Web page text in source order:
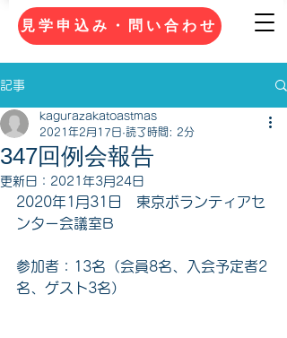
見学申込み・問い合わせ
記事
347回例会報告
kagurazakatoastmas
2021年2月17日 読了時間: 2分
更新日： 2021年3月24日
2020年1月31日　東京ボランティアセ
ンター会議室B
参加者：13名（会員8名、入会予定者2
名、ゲスト3名）